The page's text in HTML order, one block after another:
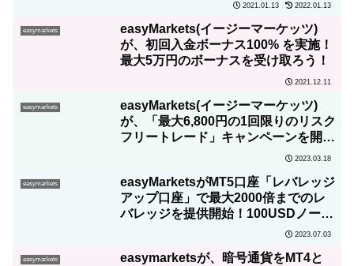
2021.01.13 2022.01.13
easymarkets
easyMarkets(イージーマーケッツ)
が、初回入金ボーナス100% を実施！
最大5万円のボーナスを受け取ろう！
2021.12.11
easymarkets
easyMarkets(イージーマーケッツ)
が、「最大6,800円の1回限りのリスク
フリートレード」キャンペーンを開
2023.03.18
easymarkets
easyMarketsがMT5口座「レバレッジ
アップ口座」で最大2000倍までのレ
バレッジを提供開始！100USDノーリ
2023.07.03
easymarkets
easymarketsが、暗号通貨をMT4と